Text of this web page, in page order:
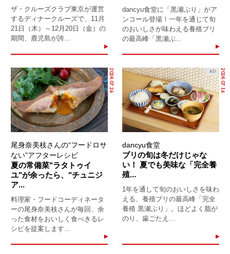
ザ・クルーズクラブ東京が運営
するディナークルーズで、11月
21日（木）～12月20日（金）の
期間、鹿児島が誇...
dancyu食堂に「黒瀬ぶり」がア
ンコール登場！一年を通じて旬
のおいしさが味わえる養殖ブリ
の最高峰「黒瀬ぶ...
2024.07.26
尾身奈美枝さんの“フードロサ
ない”アフターレシピ
夏の常備菜"ラタトゥイ
ユ"が余ったら、"チュニジ
ア...
料理家・フードコーディネータ
ーの尾身奈美枝さんが毎回、余
った食材をおいしく食べきるレ
シピを提案します...
2024.07.16
AD
dancyu食堂
ブリの旬は冬だけじゃな
い！ 夏でも美味な「完全養
殖...
1年を通して旬のおいしさを味わ
える、養殖ブリの最高峰「完全
養殖 黒瀬ぶり」。ほどよく脂が
のり、歯ごたえ...